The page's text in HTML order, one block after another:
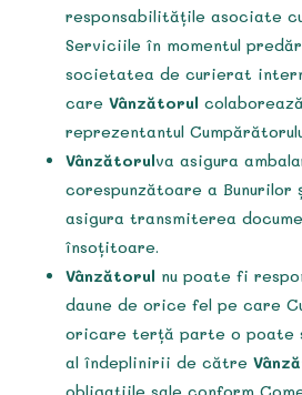
responsabilitățile asociate
Serviciile în momentul
societatea de curierat
care Vânzătorul
reprezentantul
Vânzătorulva asigura
corespunzătoare a
asigura transmiterea
însoțitoare.
Vânzătorul nu poate fi
daune de orice fel pe care
oricare terță parte o poate
al îndeplinirii de către